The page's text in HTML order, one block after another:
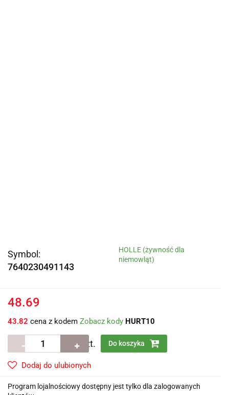
Symbol:
7640230491143
HOLLE (żywność dla
niemowląt)
48.69
43.82 cena z kodem Zobacz kody HURT10
szt. Do koszyka
Dodaj do ulubionych
Program lojalnościowy dostępny jest tylko dla zalogowanych